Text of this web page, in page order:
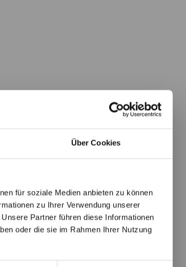
Über Cookies
für soziale Medien anbieten zu können
zu Ihrer Verwendung unserer
Partner führen diese Informationen
oder die sie im Rahmen Ihrer Nutzung